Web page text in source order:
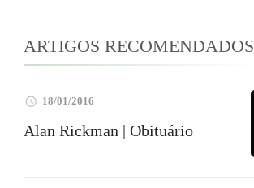
ARTIGOS RECOMENDADOS
18/01/2016
Alan Rickman | Obituário